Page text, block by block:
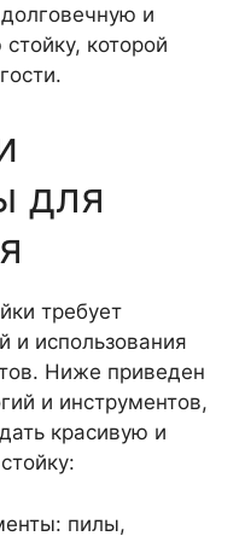
и
которой
для
требует
и использования
Ниже приведен
и инструментов,
красивую и
пилы,